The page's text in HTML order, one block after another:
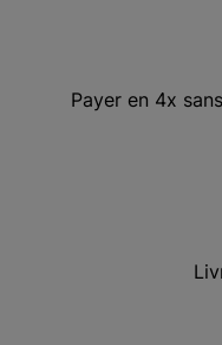
Payer en 4x